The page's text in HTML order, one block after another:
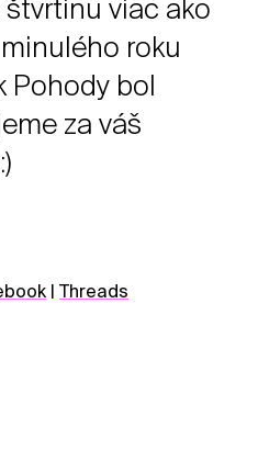
viac ako
roku
Pohody bol
za váš
Threads